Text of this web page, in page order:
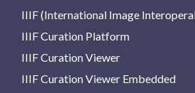
IIIF (International Image
IIIF Curation Platform
IIIF Curation Viewer
IIIF Curation Viewer Embedded